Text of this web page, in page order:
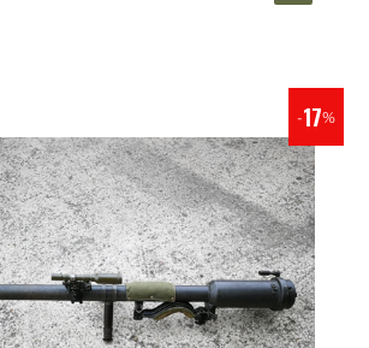
-17%